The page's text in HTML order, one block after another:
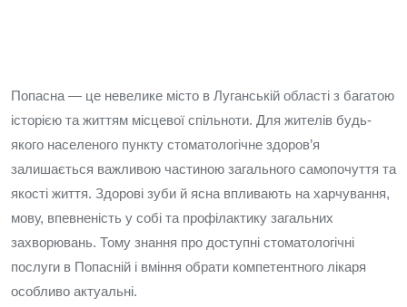
Попасна — це невелике місто в Луганській області з багатою
історією та життям місцевої спільноти. Для жителів будь-
якого населеного пункту стоматологічне здоров’я
залишається важливою частиною загального самопочуття та
якості життя. Здорові зуби й ясна впливають на харчування,
мову, впевненість у собі та профілактику загальних
захворювань. Тому знання про доступні стоматологічні
послуги в Попасній і вміння обрати компетентного лікаря
особливо актуальні.